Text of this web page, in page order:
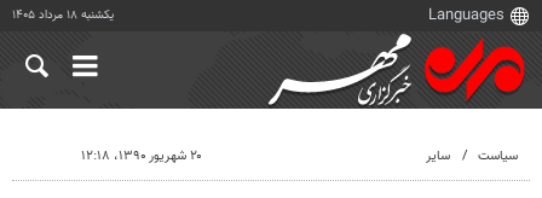
یکشنبه ۱۸ مرداد ۱۴۰۵
سیاست سایر ۲۰ شهریور ۱۳۹۰، ۱۲:۱۸